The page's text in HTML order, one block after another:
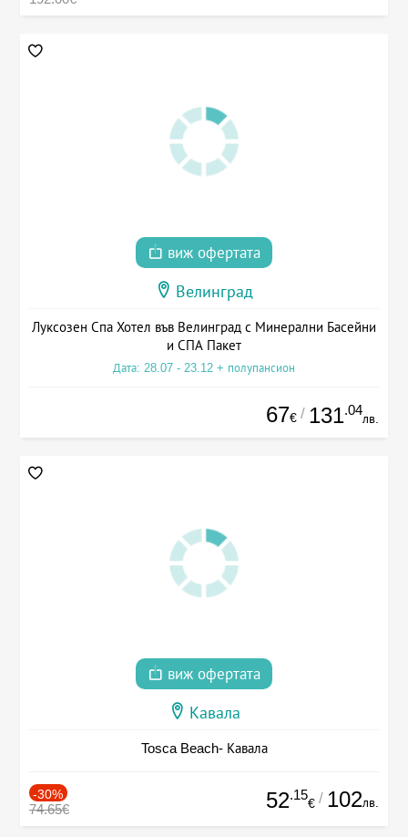
виж офертата
Велинград
Луксозен Спа Хотел във Велинград с Минерални Басейни
и СПА Пакет
Дата: 28.07 - 23.12 + полупансион
67€ / 131.04
лв.
виж офертата
Кавала
Tosca Beach- Кавала
-30%
74.65€ 52.15
€ / 102лв.